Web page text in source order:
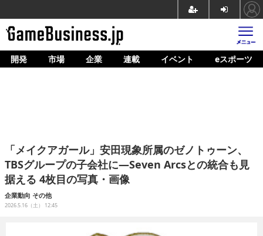
ホーム
企業動向
人材育成
産業政策
開発 市場 企業 連載 イベント eスポーツ
「メイクアガール」安田現象所属のゼノトゥーン、
TBSグループの子会社に―Seven Arcsとの統合も見
据える 4枚目の写真・画像
企業動向 その他
2026.5.16（土） 12:45